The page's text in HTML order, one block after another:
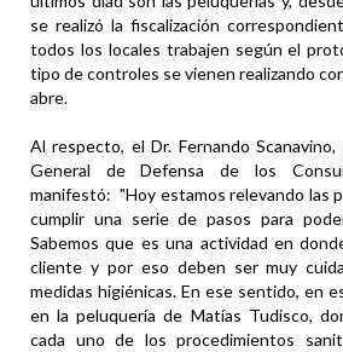
se realizó la fiscalización
todos los locales trabajen según el
tipo de controles se vienen realizando
abre.
Al respecto, el Dr. Fernando
General de Defensa de los
manifestó: "Hoy estamos relevando las
cumplir una serie de pasos para
Sabemos que es una actividad en
cliente y por eso deben ser muy
medidas higiénicas. En ese sentido, en
en la peluquería de Matías Tudisco,
cada uno de los procedimientos